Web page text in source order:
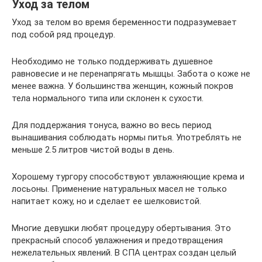
Уход за телом
Уход за телом во время беременности подразумевает
под собой ряд процедур.
Необходимо не только поддерживать душевное
равновесие и не перенапрягать мышцы. Забота о коже не
менее важна. У большинства женщин, кожный покров
тела нормального типа или склонен к сухости.
Для поддержания тонуса, важно во весь период
вынашивания соблюдать нормы питья. Употреблять не
меньше 2.5 литров чистой воды в день.
Хорошему тургору способствуют увлажняющие крема и
лосьоны. Применение натуральных масел не только
напитает кожу, но и сделает ее шелковистой.
Многие девушки любят процедуру обертывания. Это
прекрасный способ увлажнения и предотвращения
нежелательных явлений. В СПА центрах создан целый